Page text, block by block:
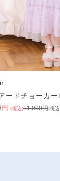
ードチョーカ
(税込)11,000円(税